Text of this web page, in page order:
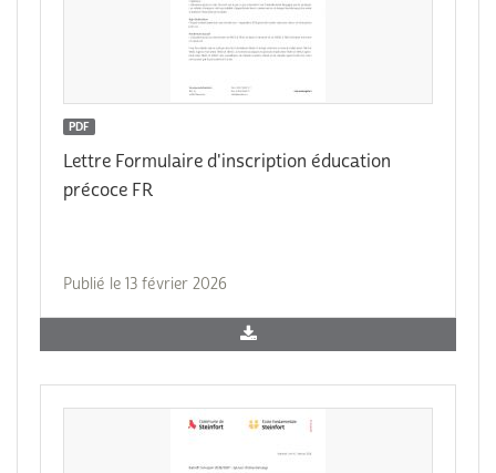
PDF
Lettre Formulaire d'inscription éducation
précoce FR
Publié le 13 février 2026